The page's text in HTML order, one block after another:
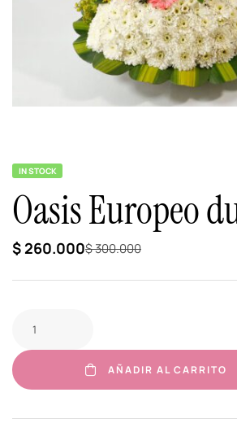
IN STOCK
Oasis Europeo
$300.000
$ 260.000
AÑADIR AL CARRITO